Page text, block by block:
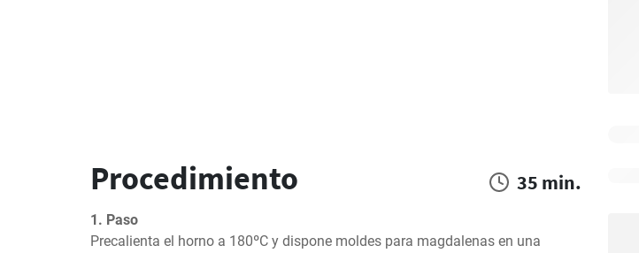
Procedimiento 35 min.
1. Paso
Precalienta el horno a 180ºC y dispone moldes para magdalenas en una